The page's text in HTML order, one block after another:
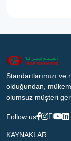
Standartlarımızı
olduğundan,
olumsuz müşteri
Follow us
KAYNAKLAR